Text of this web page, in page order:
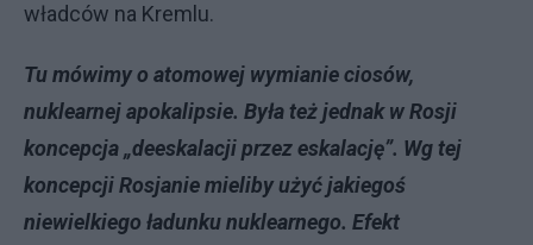
władców na Kremlu.
Tu mówimy o atomowej wymianie ciosów,
nuklearnej apokalipsie. Była też jednak w Rosji
koncepcja „deeskalacji przez eskalację”. Wg tej
koncepcji Rosjanie mieliby użyć jakiegoś
niewielkiego ładunku nuklearnego. Efekt